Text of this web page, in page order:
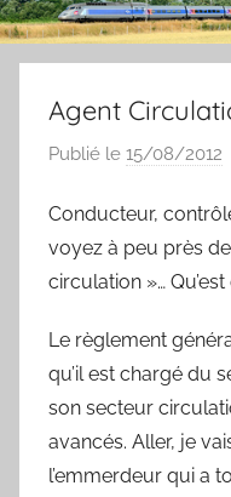
Agent
Publié le 15/08/2012
r
S
y
v
a
i
B
Conducteur,
voyez à peu près
circulation »…
Le règlement
qu’il est chargé du
son secteur
avancés. Aller, je
l’emmerdeur qui a